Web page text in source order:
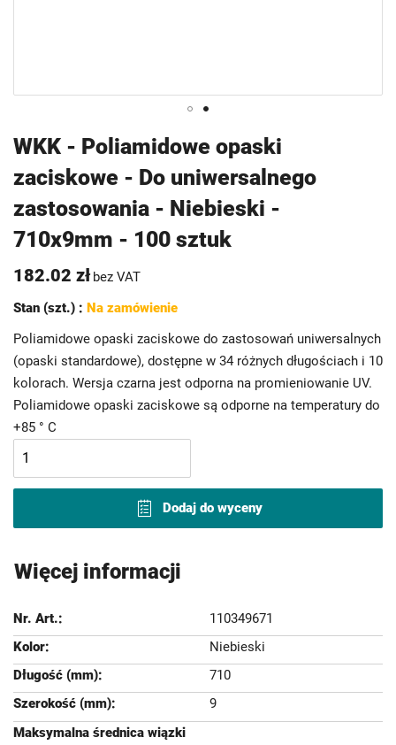
WKK - Poliamidowe opaski
zaciskowe - Do uniwersalnego
zastosowania - Niebieski -
710x9mm - 100 sztuk
182.02 zł bez VAT
Stan (szt.) : Na zamówienie
Poliamidowe opaski zaciskowe do zastosowań uniwersalnych
(opaski standardowe), dostępne w 34 różnych długościach i 10
kolorach. Wersja czarna jest odporna na promieniowanie UV.
Poliamidowe opaski zaciskowe są odporne na temperatury do
+85 ° C
Dodaj do wyceny
na
początek
Więcej informacji
110349671
Niebieski
710
9